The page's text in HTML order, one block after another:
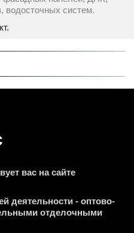
водосточных систем.
Магазин "Армада"  приветствует вас на сайте
деятельности - оптово-
отделочными